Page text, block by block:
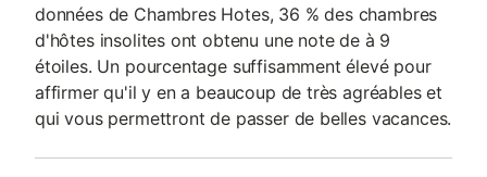
données de Chambres Hotes, 36 % des chambres
d'hôtes insolites ont obtenu une note de à 9
étoiles. Un pourcentage suffisamment élevé pour
affirmer qu'il y en a beaucoup de très agréables et
qui vous permettront de passer de belles vacances.